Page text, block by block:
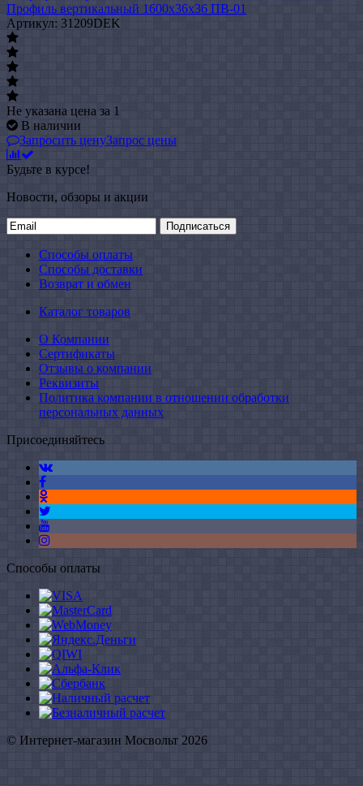
Профиль вертикальный 1600x36х36 ПВ-01
Артикул: 31209DEK
Не указана цена за 1
В наличии
Запросить ценуЗапрос цены
Будьте в курсе!
Новости, обзоры и акции
Подписаться
Способы оплаты
Способы доставки
Возврат и обмен
Каталог товаров
О Компании
Сертификаты
Отзывы о компании
Реквизиты
Политика компании в отношении обработки
персональных данных
Присоединяйтесь
Способы оплаты
© Интернет-магазин Мосвольт 2026